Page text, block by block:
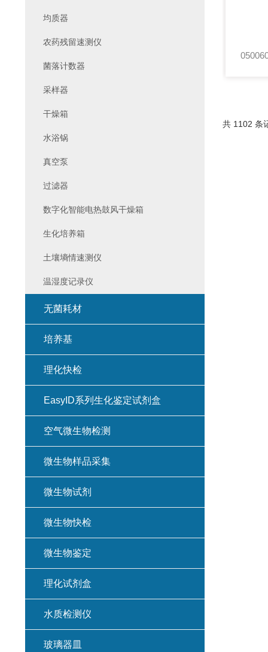
共 1102 条
均质器
农药残留速测仪
菌落计数器
采样器
干燥箱
水浴锅
真空泵
过滤器
数字化智能电热鼓风干燥箱
生化培养箱
土壤墒情速测仪
温湿度记录仪
无菌耗材
培养基
理化快检
EasyID系列生化鉴定试剂盒
空气微生物检测
微生物样品采集
微生物试剂
微生物快检
微生物鉴定
理化试剂盒
水质检测仪
玻璃器皿